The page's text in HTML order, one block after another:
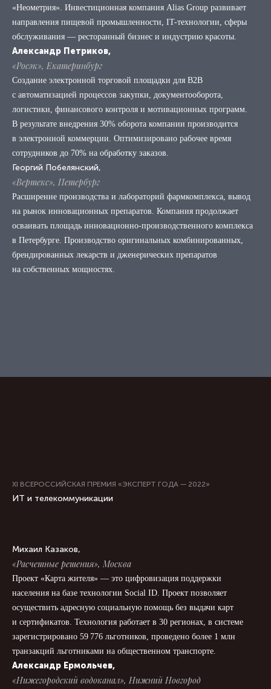
«Неометрия». Инвестиционная компания Alias Group развивает
направления пищевой промышленности, IT-технологии, сферы
обслуживания — ресторанный бизнес и индустрию красоты.
Александр Петриков,
«Росэк», Екатеринбург
Создание электронной торговой площадки для B2B
с автоматизацией процессов закупки, документооборота,
логистики, финансового контроля и мотивационных программ.
В результате внедрения 30% оборота компании производится
в электронной коммерции. Оптимизировано рабочее время
сотрудников до 70% на обработку заказов.
Георгий Побелянский,
«Вертекс», Петербург
Расширение производства и лабораторий фармкомплекса, вывод
на рынок инновационных препаратов. Компания продолжает
осваивать площадь инновационно-производственного комплекса
в Петербурге. Производство оригинальных комбинированных,
брендированных лекарств и дженерических препаратов
на собственных мощностях.
XI ВСЕРОССИЙСКАЯ ПРЕМИЯ «ЭКСПЕРТ ГОДА — 2022»
ИТ и телекоммуникации
Михаил Казаков,
«Расчетные решения», Москва
Проект «Карта жителя» — это цифровизация поддержки
населения на базе технологии Social ID. Проект позволяет
осуществить адресную социальную помощь без выдачи карт
и сертификатов. Технология работает в 30 регионах, в системе
зарегистрировано 59 776 льготников, проведено более 1 млн
транзакций льготниками на общественном транспорте.
Александр Ермольчев,
«Нижегородский водоканал», Нижний Новгород